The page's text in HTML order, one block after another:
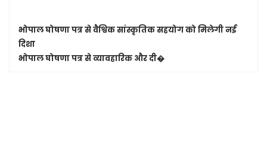
भोपाल घोषणा पत्र से वैश्विक सांस्कृतिक सहयोग को मिलेगी नई
दिशा
भोपाल घोषणा पत्र से व्यावहारिक और दी�